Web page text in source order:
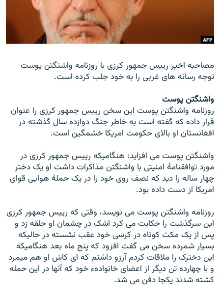
صفحه پشتو
به ما بپیوندید
همۀ سایت‌های رادیو آزادی/ رادیو اروپای آزاد
مصاحبه اخیر رییس جمهور کرزی با روزنامه واشنگتن پوست
توجه رسانه های غربی را به خود جلب کرده است.
واشنگتن پوست
روزنامه واشنگتن پوست این سخن رییس جمهور کرزی را عنوان
قرار داده که گفته است به خاطر جنگ دوازده سال گذشته در
افغانستان او بالای حکومت امریکا خشمگین است.
واشنگتن پوست می افزاید: هنگامیکه رییس جمهور کرزی در
مورد توافقنامۀ امنیتی با واشنگتن مذاکرات داشت او یک دختر
چهار ساله را دید که نصف روی خود را در یک حملۀ هوایی قوای
امریکا از دست داده بود.
روزنامه واشنگتن پوست می نویسد، وقتی که رییس جمهور کرزی
این سرگذشت را حکایت می کرد اشک در چشمان او حلقه زد و
پس از یک مکث کوتاه در کرسی خود عقب نشسته در حالیکه
بسیار شمرده سخن می گفت افزود که پنج ماه بعد هنگامیکه
این دخترک را ملاقات کردم آرزو داشتم که ای کاش او هم میمرد
و با چهارده تن دیگر از اعضای خانوادهء خود که آنها در این حمله
کشته شدند یکجا دفن می شد.